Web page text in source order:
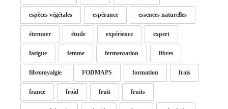
espèces végétales espérance essences naturelles
éternuer étude expérience expert
fatigue femme fermentation fibres
fibromyalgie FODMAPS formation frais
france froid fruit fruits